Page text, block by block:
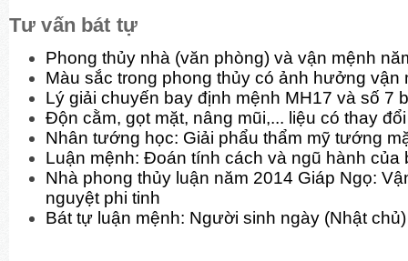
Tư vấn bát tự
Phong thủy nhà (văn phòng) và vận mệnh
Màu sắc trong phong thủy có ảnh hưởng vận
Lý giải chuyến bay định mệnh MH17 và số 7
Độn cằm, gọt mặt, nâng mũi,... liệu có thay
Nhân tướng học: Giải phẩu thẩm mỹ tướng
Luận mệnh: Đoán tính cách và ngũ hành của
Nhà phong thủy luận năm 2014 Giáp Ngọ:
nguyệt phi tinh
Bát tự luận mệnh: Người sinh ngày (Nhật